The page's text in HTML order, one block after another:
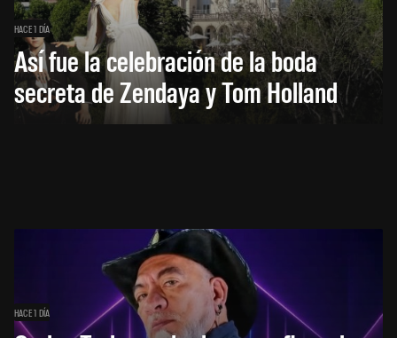
HACE 1 DÍA
Así fue la celebración de la boda
secreta de Zendaya y Tom Holland
HACE 1 DÍA